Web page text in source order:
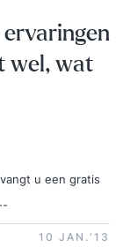
Onze
als
omdat
met
van
optiek
wel, wat
u een gratis
10 JAN.‘13